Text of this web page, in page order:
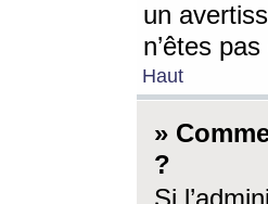
un
n’êtes
Haut
»
?